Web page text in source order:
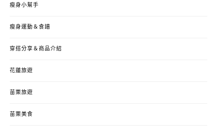
瘦身小幫手
瘦身運動＆食譜
穿搭分享＆商品介紹
花蓮旅遊
苗栗旅遊
苗栗美食